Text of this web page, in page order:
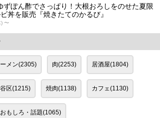
ずぽん酢でさっぱり！大根おろしをのせた夏限
丼を販売『焼きたてのかるび』
〜
メン(2305) 肉(2253) 居酒屋(1804)
区(1215) 焼肉(1138) カフェ(1130)
おもしろ・話題(1065)